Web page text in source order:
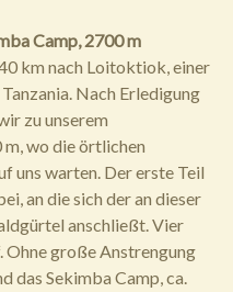
Camp, 2700 m
km nach Loitoktiok, einer
Nach Erledigung
zu unserem
wo die örtlichen
uns warten. Der erste Teil
an die sich der an dieser
anschließt. Vier
Ohne große Anstrengung
das Sekimba Camp, ca.